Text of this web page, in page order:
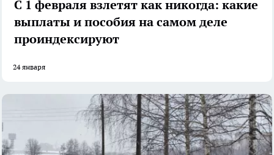
С 1 февраля взлетят как никогда: какие
выплаты и пособия на самом деле
проиндексируют
24 января